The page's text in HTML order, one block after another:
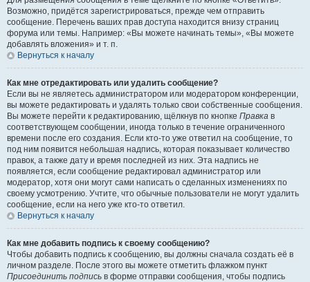
Возможно, придётся зарегистрироваться, прежде чем отправить
сообщение. Перечень ваших прав доступа находится внизу страниц
форума или темы. Например: «Вы можете начинать темы», «Вы можете
добавлять вложения» и т. п.
Вернуться к началу
Как мне отредактировать или удалить сообщение?
Если вы не являетесь администратором или модератором конференции,
вы можете редактировать и удалять только свои собственные сообщения.
Вы можете перейти к редактированию, щёлкнув по кнопке Правка в
соответствующем сообщении, иногда только в течение ограниченного
времени после его создания. Если кто-то уже ответил на сообщение, то
под ним появится небольшая надпись, которая показывает количество
правок, а также дату и время последней из них. Эта надпись не
появляется, если сообщение редактировал администратор или
модератор, хотя они могут сами написать о сделанных изменениях по
своему усмотрению. Учтите, что обычные пользователи не могут удалить
сообщение, если на него уже кто-то ответил.
Вернуться к началу
Как мне добавить подпись к своему сообщению?
Чтобы добавить подпись к сообщению, вы должны сначала создать её в
личном разделе. После этого вы можете отметить флажком пункт
Присоединить подпись в форме отправки сообщения, чтобы подпись